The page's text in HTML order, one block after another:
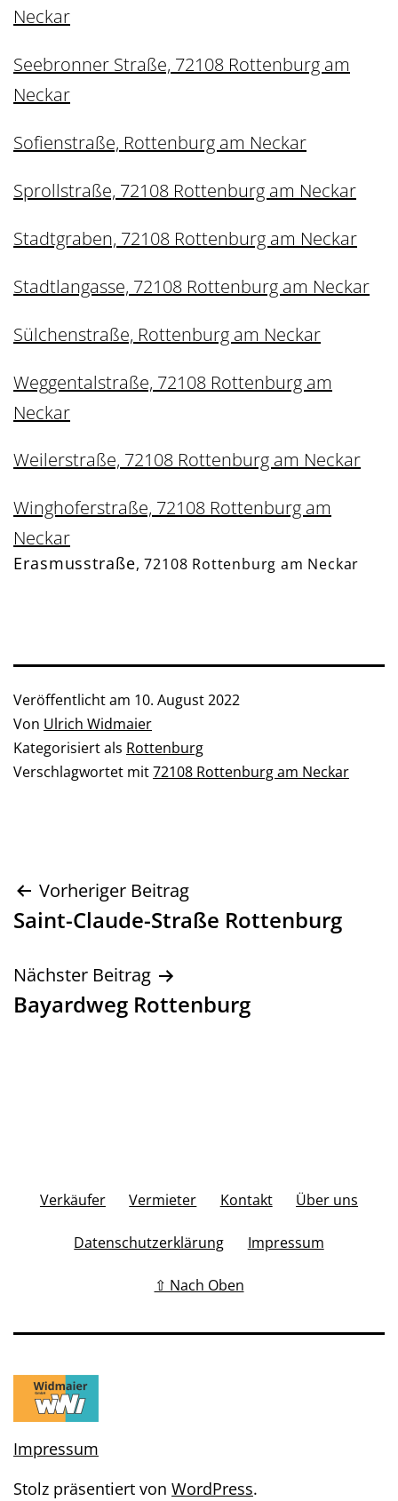
Neckar
Seebronner Straße, 72108 Rottenburg am
Neckar
Sofienstraße, Rottenburg am Neckar
Sprollstraße, 72108 Rottenburg am Neckar
Stadtgraben, 72108 Rottenburg am Neckar
Stadtlangasse, 72108 Rottenburg am Neckar
Sülchenstraße, Rottenburg am Neckar
Weggentalstraße, 72108 Rottenburg am
Neckar
Weilerstraße, 72108 Rottenburg am Neckar
Winghoferstraße, 72108 Rottenburg am
Neckar
Erasmusstraße, 72108 Rottenburg am Neckar
Veröffentlicht am 10. August 2022
Von Ulrich Widmaier
Kategorisiert als Rottenburg
Verschlagwortet mit72108 Rottenburg am Neckar
Beitragsnavigation
Vorheriger Beitrag
Saint-Claude-Straße Rottenburg
Nächster Beitrag
Bayardweg Rottenburg
Verkäufer Vermieter Kontakt Über uns
Datenschutzerklärung Impressum
⇧ Nach Oben
Impressum
Stolz präsentiert von WordPress.